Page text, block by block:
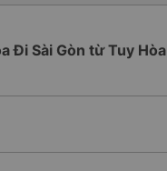
Đi Sài Gòn từ Tuy Hòa